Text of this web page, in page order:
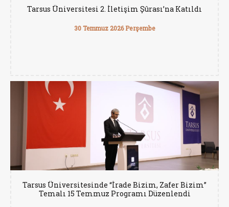
Tarsus Üniversitesi 2. İletişim Şûrası’na Katıldı
30 Temmuz 2026 Perşembe
Tarsus Üniversitesinde “İrade Bizim, Zafer Bizim”
Temalı 15 Temmuz Programı Düzenlendi